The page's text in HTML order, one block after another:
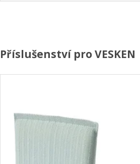
Příslušenství pro VESKEN